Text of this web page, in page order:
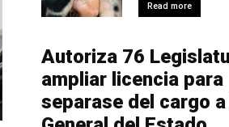
Read more
Autoriza 76
ampliar licencia para
separase del cargo a